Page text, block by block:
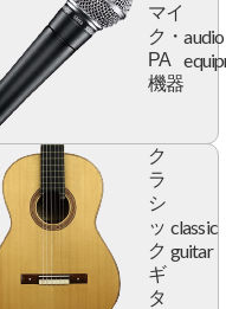
マイ
ク・
PA
機器
audio
ク
ラ
シ
ッ
ク
ギ
タ
classic
guitar